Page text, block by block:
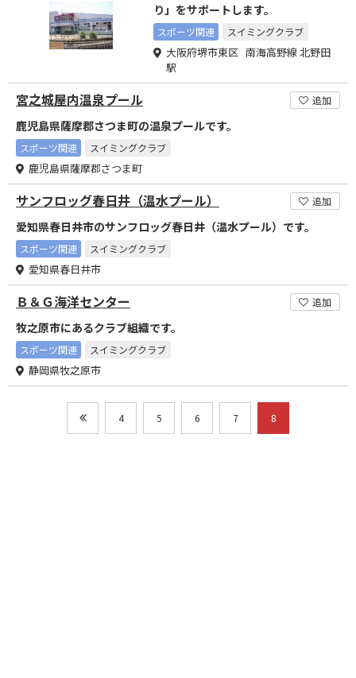
り」をサポートします。
スポーツ関連 スイミングクラブ
大阪府堺市東区 南海高野線 北野田
駅
宮之城屋内温泉プール 追加
鹿児島県薩摩郡さつま町の温泉プールです。
スポーツ関連 スイミングクラブ
鹿児島県薩摩郡さつま町
サンフロッグ春日井（温水プール） 追加
愛知県春日井市のサンフロッグ春日井（温水プール）です。
スポーツ関連 スイミングクラブ
愛知県春日井市
Ｂ＆Ｇ海洋センター 追加
牧之原市にあるクラブ組織です。
スポーツ関連 スイミングクラブ
静岡県牧之原市
4 5 6 7 8